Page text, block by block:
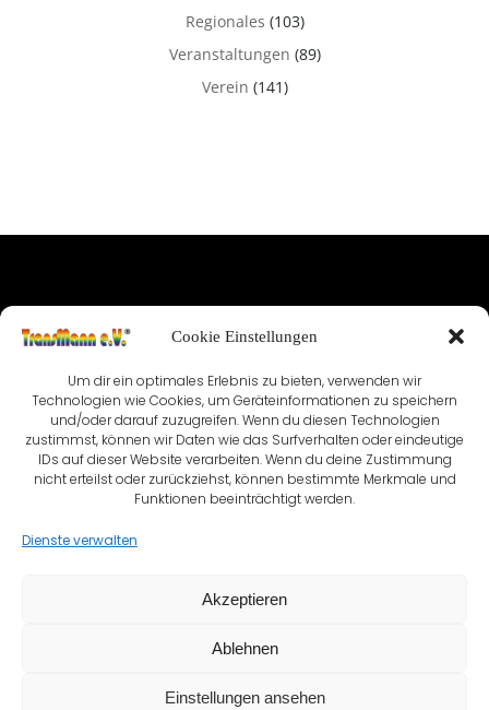
Cookie Einstellungen
Um dir ein optimales Erlebnis zu bieten, verwenden wir
Technologien wie Cookies, um Geräteinformationen zu speichern
und/oder darauf zuzugreifen. Wenn du diesen Technologien
zustimmst, können wir Daten wie das Surfverhalten oder eindeutige
IDs auf dieser Website verarbeiten. Wenn du deine Zustimmung
nicht erteilst oder zurückziehst, können bestimmte Merkmale und
Funktionen beeinträchtigt werden.
Dienste verwalten
Akzeptieren
Ablehnen
Einstellungen ansehen
Regionales (103)
Veranstaltungen (89)
Verein (141)
IMPRESSUM
VEREINSSATZUNG KONTAKT
COOKIE-RICHTLINIE (EU)